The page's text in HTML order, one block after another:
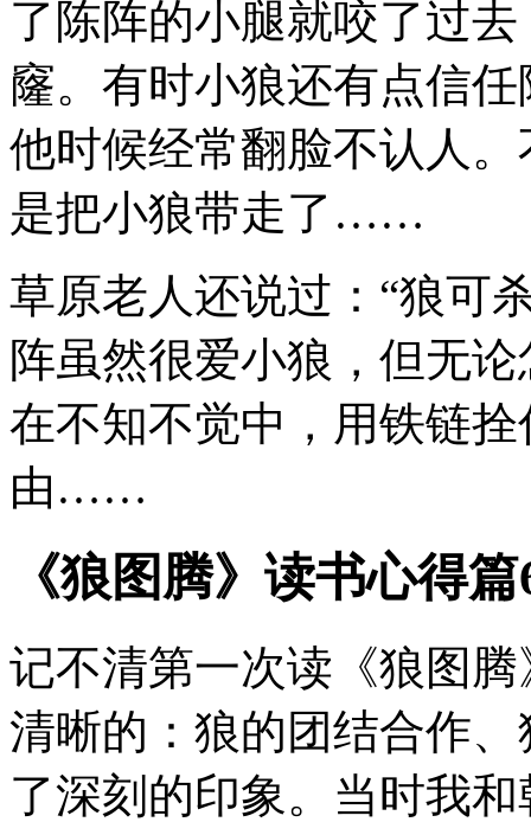
了陈阵的小腿就咬了过
窿。有时小狼还有点信
他时候经常翻脸不认人
是把小狼带走了……
草原老人还说过：“狼可
阵虽然很爱小狼，但无
在不知不觉中，用铁链
由……
《狼图腾》读书心得篇
记不清第一次读《狼图
清晰的：狼的团结合作
了深刻的印象。当时我